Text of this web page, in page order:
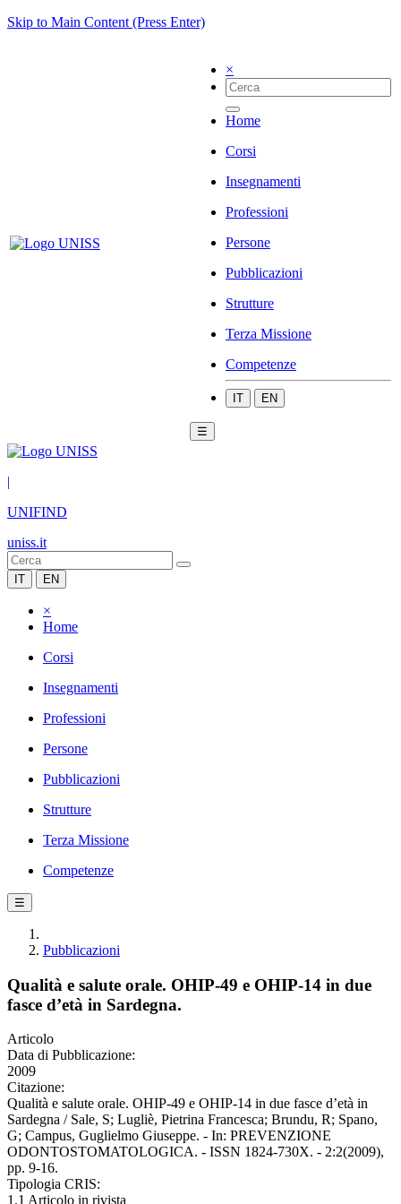
Skip to Main Content (Press Enter)
×
Home
Corsi
Insegnamenti
Professioni
Persone
Pubblicazioni
Strutture
Terza Missione
Competenze
IT EN
☰
|
UNIFIND
uniss.it
IT EN
×
Home
Corsi
Insegnamenti
Professioni
Persone
Pubblicazioni
Strutture
Terza Missione
Competenze
☰
Pubblicazioni
Qualità e salute orale. OHIP-49 e OHIP-14 in due
fasce d’età in Sardegna.
Articolo
Data di Pubblicazione:
2009
Citazione:
Qualità e salute orale. OHIP-49 e OHIP-14 in due fasce d’età in
Sardegna / Sale, S; Lugliè, Pietrina Francesca; Brundu, R; Spano,
G; Campus, Guglielmo Giuseppe. - In: PREVENZIONE
ODONTOSTOMATOLOGICA. - ISSN 1824-730X. - 2:2(2009),
pp. 9-16.
Tipologia CRIS:
1.1 Articolo in rivista